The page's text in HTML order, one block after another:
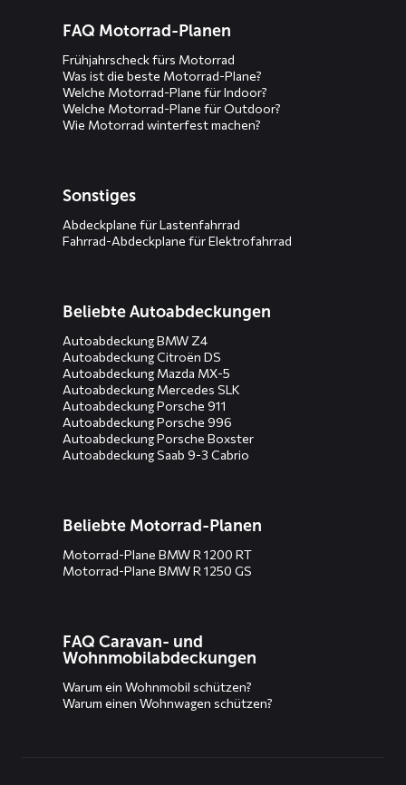
FAQ Motorrad-Planen
Frühjahrscheck fürs Motorrad
Was ist die beste Motorrad-Plane?
Welche Motorrad-Plane für Indoor?
Welche Motorrad-Plane für Outdoor?
Wie Motorrad winterfest machen?
Sonstiges
Abdeckplane für Lastenfahrrad
Fahrrad-Abdeckplane für Elektrofahrrad
Beliebte Autoabdeckungen
Autoabdeckung BMW Z4
Autoabdeckung Citroën DS
Autoabdeckung Mazda MX-5
Autoabdeckung Mercedes SLK
Autoabdeckung Porsche 911
Autoabdeckung Porsche 996
Autoabdeckung Porsche Boxster
Autoabdeckung Saab 9-3 Cabrio
Beliebte Motorrad-Planen
Motorrad-Plane BMW R 1200 RT
Motorrad-Plane BMW R 1250 GS
FAQ Caravan- und
Wohnmobilabdeckungen
Warum ein Wohnmobil schützen?
Warum einen Wohnwagen schützen?